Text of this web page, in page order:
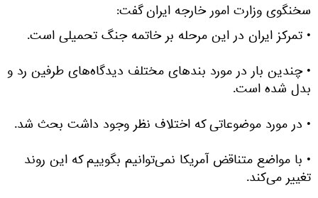
سخنگوی وزارت امور خارجه ایران گفت:
• تمرکز ایران در این مرحله بر خاتمه جنگ تحمیلی است.
• چندین بار در مورد بندهای مختلف دیدگاه‌های طرفین رد و
بدل شده است.
• در مورد موضوعاتی که اختلاف نظر وجود داشت بحث شد.
• با مواضع متناقض آمریکا نمی‌توانیم‌ بگوییم که این روند
تغییر می‌کند.